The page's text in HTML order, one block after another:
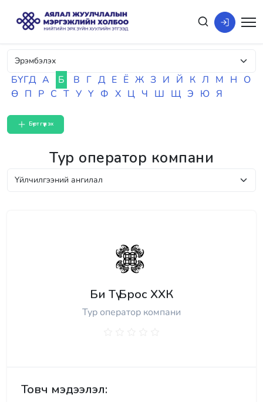
БҮГД А Б В Г Д Е Ё Ж З И Й К Л М Н О
Ө П Р С Т У Ү Ф Х Ц Ч Ш Щ Э Ю Я
Бүртгүүлэх
Тур оператор компани
Би Тү Брос ХХК
Тур оператор компани
Товч мэдээлэл: